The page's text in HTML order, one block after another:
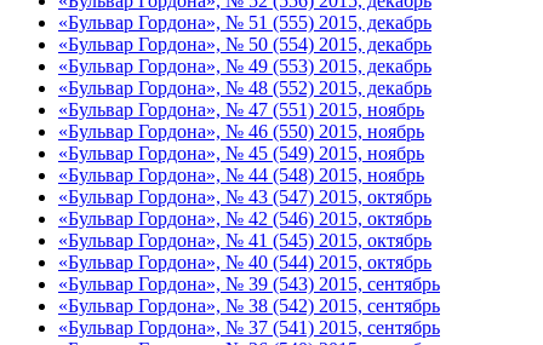
«Бульвар Гордона», № 51 (555) 2015, декабрь
«Бульвар Гордона», № 50 (554) 2015, декабрь
«Бульвар Гордона», № 49 (553) 2015, декабрь
«Бульвар Гордона», № 48 (552) 2015, декабрь
«Бульвар Гордона», № 47 (551) 2015, ноябрь
«Бульвар Гордона», № 46 (550) 2015, ноябрь
«Бульвар Гордона», № 45 (549) 2015, ноябрь
«Бульвар Гордона», № 44 (548) 2015, ноябрь
«Бульвар Гордона», № 43 (547) 2015, октябрь
«Бульвар Гордона», № 42 (546) 2015, октябрь
«Бульвар Гордона», № 41 (545) 2015, октябрь
«Бульвар Гордона», № 40 (544) 2015, октябрь
«Бульвар Гордона», № 39 (543) 2015, сентябрь
«Бульвар Гордона», № 38 (542) 2015, сентябрь
«Бульвар Гордона», № 37 (541) 2015, сентябрь